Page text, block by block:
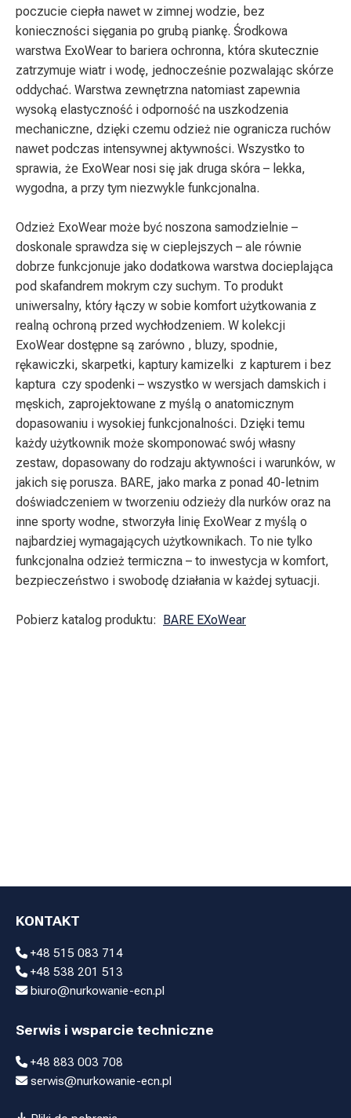
poczucie ciepła nawet w zimnej wodzie, bez
konieczności sięgania po grubą piankę. Środkowa
warstwa ExoWear to bariera ochronna, która skutecznie
zatrzymuje wiatr i wodę, jednocześnie pozwalając skórze
oddychać. Warstwa zewnętrzna natomiast zapewnia
wysoką elastyczność i odporność na uszkodzenia
mechaniczne, dzięki czemu odzież nie ogranicza ruchów
nawet podczas intensywnej aktywności. Wszystko to
sprawia, że ExoWear nosi się jak druga skóra – lekka,
wygodna, a przy tym niezwykle funkcjonalna.
Odzież ExoWear może być noszona samodzielnie –
doskonale sprawdza się w cieplejszych – ale równie
dobrze funkcjonuje jako dodatkowa warstwa docieplająca
pod skafandrem mokrym czy suchym. To produkt
uniwersalny, który łączy w sobie komfort użytkowania z
realną ochroną przed wychłodzeniem. W kolekcji
ExoWear dostępne są zarówno , bluzy, spodnie,
rękawiczki, skarpetki, kaptury kamizelki z kapturem i bez
kaptura czy spodenki – wszystko w wersjach damskich i
męskich, zaprojektowane z myślą o anatomicznym
dopasowaniu i wysokiej funkcjonalności. Dzięki temu
każdy użytkownik może skomponować swój własny
zestaw, dopasowany do rodzaju aktywności i warunków, w
jakich się porusza. BARE, jako marka z ponad 40-letnim
doświadczeniem w tworzeniu odzieży dla nurków oraz na
inne sporty wodne, stworzyła linię ExoWear z myślą o
najbardziej wymagających użytkownikach. To nie tylko
funkcjonalna odzież termiczna – to inwestycja w komfort,
bezpieczeństwo i swobodę działania w każdej sytuacji.
Pobierz katalog produktu: BARE EXoWear
KONTAKT
+48 515 083 714
+48 538 201 513
biuro@nurkowanie-ecn.pl
Serwis i wsparcie techniczne
+48 883 003 708
serwis@nurkowanie-ecn.pl